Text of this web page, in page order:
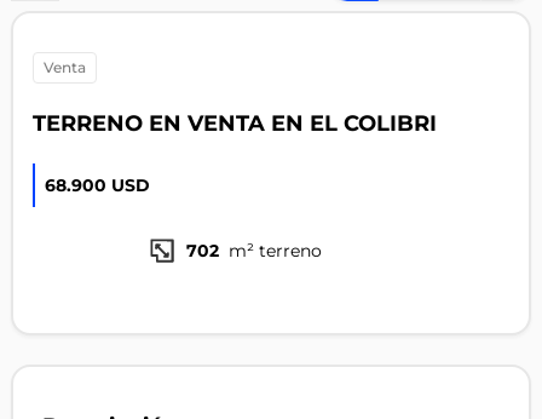
venta
TERRENO EN VENTA EN EL COLIBRI
68.900 USD
702 m² terreno